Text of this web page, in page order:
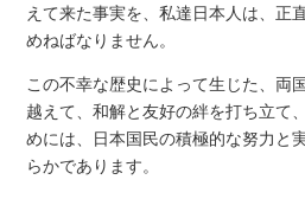
えて来た事実を、私達日本人は、正
めねばなりません。
この不幸な歴史によって生じた、両
越えて、和解と友好の絆を打ち立て
めには、日本国民の積極的な努力と
らかであります。